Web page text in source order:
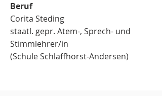
Beruf
Corita Steding
staatl. gepr. Atem-, Sprech- und
Stimmlehrer/in
(Schule Schlaffhorst-Andersen)